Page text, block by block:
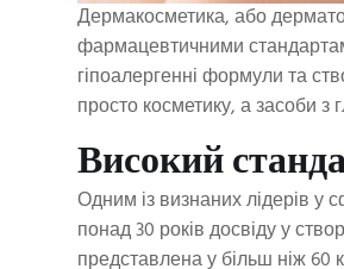
Дермакосметика, або
фармацевтичними
гіпоалергенні формули та
просто косметику, а засоби з
Високий
Одним із визнаних лідерів у
понад 30 років досвіду у
представлена у більш ніж 60